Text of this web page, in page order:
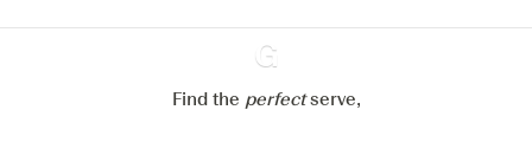
Ginventory
Find the perfectserve,